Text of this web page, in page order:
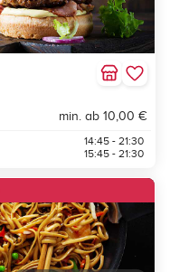
min. ab 10,00 €
14:45 - 21:30
15:45 - 21:30